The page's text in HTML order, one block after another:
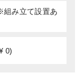
組み立て設置あ
0)